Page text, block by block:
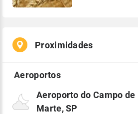
Proximidades
Aeroporto do Campo de
Marte, SP